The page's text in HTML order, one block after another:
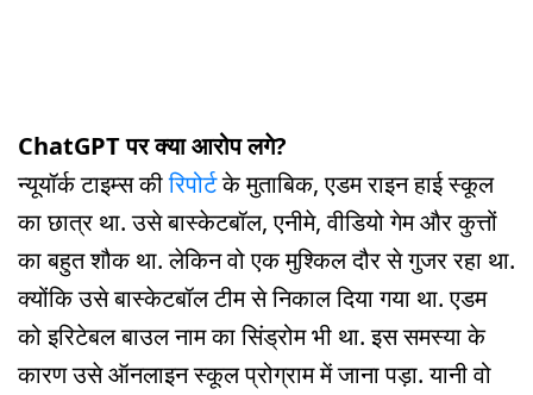
ChatGPT पर क्या आरोप लगे?
न्यूयॉर्क टाइम्स कीरिपोर्टके मुताबिक, एडम राइन हाई स्कूल
का छात्र था. उसे बास्केटबॉल, एनीमे, वीडियो गेम और कुत्तों
का बहुत शौक था. लेकिन वो एक मुश्किल दौर से गुजर रहा था.
क्योंकि उसे बास्केटबॉल टीम से निकाल दिया गया था. एडम
को इरिटेबल बाउल नाम का सिंड्रोम भी था. इस समस्या के
कारण उसे ऑनलाइन स्कूल प्रोग्राम में जाना पड़ा. यानी वो